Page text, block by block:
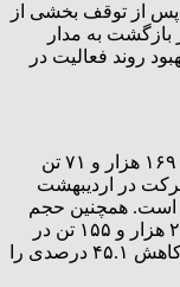
از توقف بخشی از
بازگشت به مدار
روند فعالیت در
پتروشیمی مارون در فروردین‌ماه سال جاری ۱۶۹ هزار و ۷۱ تن
در اردیبهشت
درصدی داشته است. همچنین حجم
فروش از ۶۱ هزار و ۸۱۲ تن در فروردین به ۲۴ هزار و ۱۵۵ تن در
اردیبهشت رسید و درآمد عملیاتی شرکت نیز کاهش ۴۵.۱ درصدی را